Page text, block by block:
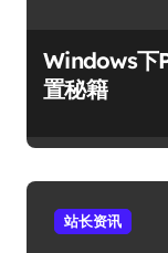
Windows下
置秘籍
站长资讯